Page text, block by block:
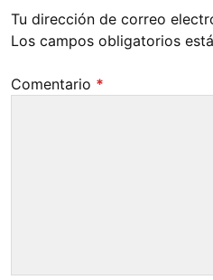
Tu dirección de correo
Los campos obligatorios
Comentario *